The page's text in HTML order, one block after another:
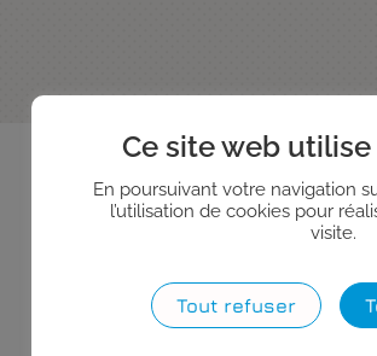
Ce site web utilise
En poursuivant votre navigation
l’utilisation de cookies pour
visite.
Tout refuser